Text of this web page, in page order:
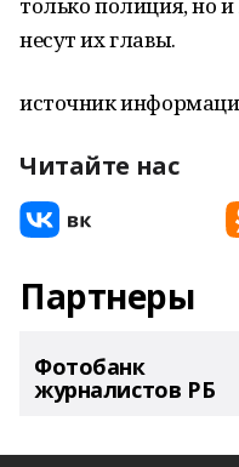
несут их главы.
источник
Читайте нас
Партнеры
Фотобанк
журналистов РБ